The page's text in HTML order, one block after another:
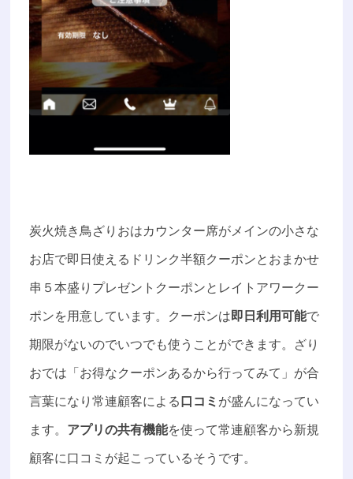
炭火焼き鳥ざりおはカウンター席がメインの小さな
お店で即日使えるドリンク半額クーポンとおまかせ
串５本盛りプレゼントクーポンとレイトアワークー
ポンを用意しています。クーポンは即日利用可能で
期限がないのでいつでも使うことができます。ざり
おでは「お得なクーポンあるから行ってみて」が合
言葉になり常連顧客による口コミ が盛んになってい
ます。 アプリの共有機能を使って常連顧客から新規
顧客に口コミが起こっているそうです。